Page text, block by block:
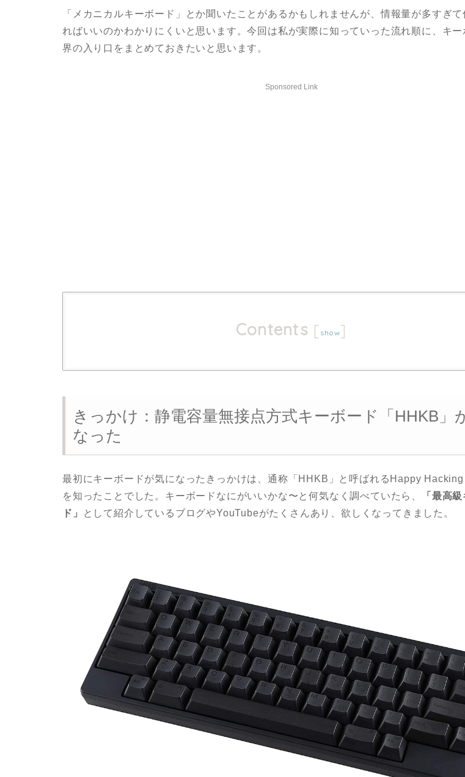
「メカニカルキーボード」とか聞いたことがあるかもしれませんが、情報量が多すぎ
ればいいのかわかりにくいと思います。今回は私が実際に知っていった流れ順に、キー
界の入り口をまとめておきたいと思います。
Sponsored Link
Contents [ show]
きっかけ：静電容量無接点方式キーボード「HHKB」
なった
最初にキーボードが気になったきっかけは、通称「HHKB」と呼ばれるHappy
を知ったことでした。キーボードなにがいいかな〜と何気なく調べていたら、
「最高
ド」
として紹介しているブログやYouTubeがたくさんあり、欲しくなってきました。